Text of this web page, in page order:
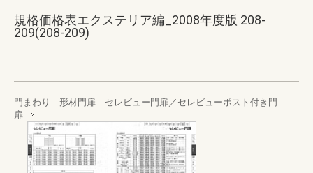
規格価格表エクステリア編_2008年度版 208-
209(208-209)
門まわり 形材門扉 セレビュー門扉／セレビューポスト付き門
扉